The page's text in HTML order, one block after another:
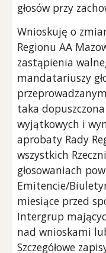
głosów przy
Wnioskuję o
Regionu AA
zastąpienia
mandatariuszy
taka
wyjątkowych i
aprobaty Rady
wszystkich
głosowaniach
Emitencie/
miesiące przed
Intergrup
nad wnioskami
Szczegółowe